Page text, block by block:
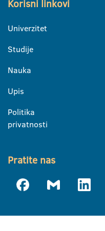
Korisni linkovi
Univerzitet
Studije
Nauka
Upis
Politika
privatnosti
Pratite nas